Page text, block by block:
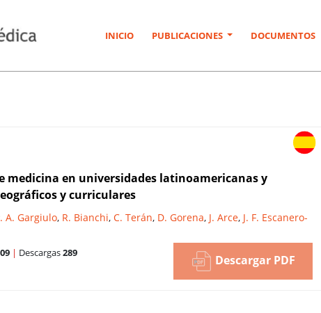
INICIO PUBLICACIONES DOCUMENTOS
medicina en universidades latinoamericanas y
y curriculares
A. Gargiulo, R. Bianchi, C. Terán, D. Gorena, J. Arce, J. F. Escanero-
| Descargas289 Descargar PDF